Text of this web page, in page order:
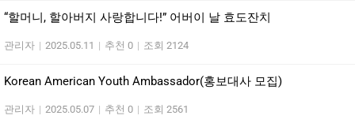
“할머니, 할아버지 사랑합니다!” 어버이 날 효도잔치
관리자 | 2025.05.11 | 추천 0 | 조회 2124
Korean American Youth Ambassador(홍보대사 모집)
관리자 | 2025.05.07 | 추천 0 | 조회 2561